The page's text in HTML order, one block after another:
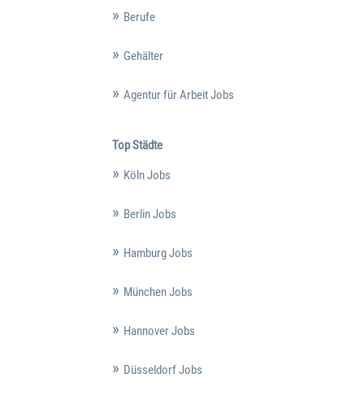
Berufe
Gehälter
Agentur für Arbeit Jobs
Top Städte
Köln Jobs
Berlin Jobs
Hamburg Jobs
München Jobs
Hannover Jobs
Düsseldorf Jobs